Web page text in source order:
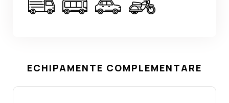
ECHIPAMENTE COMPLEMENTARE